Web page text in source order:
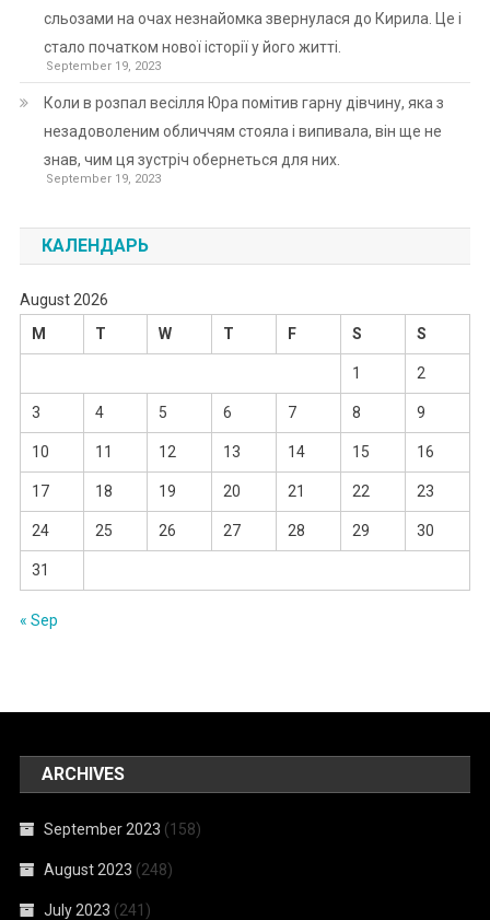
сльозами на очах незнайомка звернулася до Кирила. Це і
стало початком нової історії у його житті.
September 19, 2023
Коли в розпал весілля Юра помітив гарну дівчину, яка з
незадоволеним обличчям стояла і випивала, він ще не
знав, чим ця зустріч обернеться для них.
September 19, 2023
КАЛЕНДАРЬ
August 2026
M
T W T F S S
1 2
3 4 5 6 7 8 9
10 11 12 13 14 15 16
17 18 19 20 21 22 23
24 25 26 27 28 29 30
31
« Sep
ARCHIVES
September 2023 (158)
August 2023 (248)
July 2023 (241)